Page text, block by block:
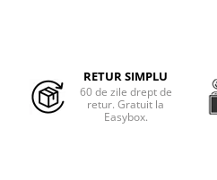
RETUR SIMPLU
60 de zile drept de
retur. Gratuit la
Easybox.